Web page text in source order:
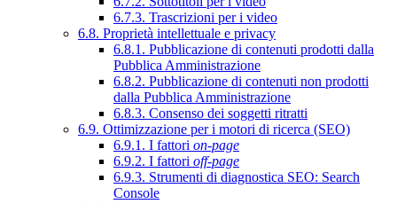
6.7.3. Trascrizioni per i video
6.8. Proprietà intellettuale e privacy
6.8.1. Pubblicazione di contenuti prodotti dalla
Pubblica Amministrazione
6.8.2. Pubblicazione di contenuti non prodotti
dalla Pubblica Amministrazione
6.8.3. Consenso dei soggetti ritratti
6.9. Ottimizzazione per i motori di ricerca (SEO)
6.9.1. I fattori on-page
6.9.2. I fattori off-page
6.9.3. Strumenti di diagnostica SEO: Search
Console